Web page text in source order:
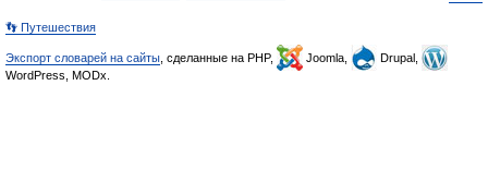
👣 Путешествия
Экспорт словарей на сайты , сделанные на PHP, Joomla,
Drupal,
WordPress, MODx.